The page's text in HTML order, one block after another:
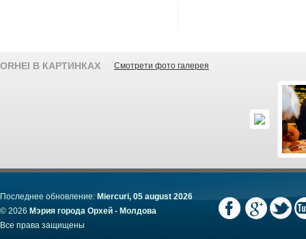
ORHEI В КАРТИНКАХ Смотрети фото галерея
Последнее обновление: Miercuri, 05 august 2026
© 2026 Мэрия города Орхей - Молдова
Все права защищены